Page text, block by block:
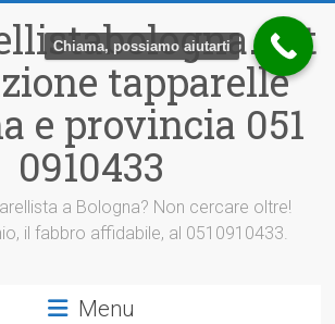
tapparelle
e provincia 051
0910433
a Bologna? Non cercare oltre!
il fabbro affidabile, al 0510910433.
Menu
Chiama, possiamo aiutarti